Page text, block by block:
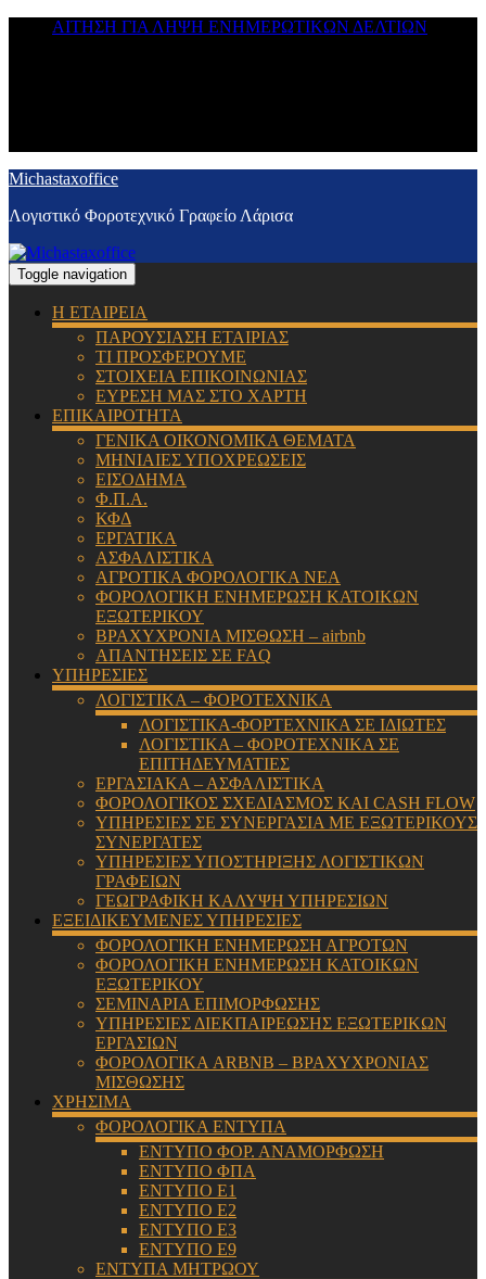
ΑΙΤΗΣΗ ΓΙΑ ΛΗΨΗ ΕΝΗΜΕΡΩΤΙΚΩΝ ΔΕΛΤΙΩΝ
Michastaxoffice
Λογιστικό Φοροτεχνικό Γραφείο Λάρισα
Toggle navigation
Η ΕΤΑΙΡΕΙΑ
ΠΑΡΟΥΣΙΑΣΗ ΕΤΑΙΡΙΑΣ
ΤΙ ΠΡΟΣΦΕΡΟΥΜΕ
ΣΤΟΙΧΕΙΑ ΕΠΙΚΟΙΝΩΝΙΑΣ
ΕΥΡΕΣΗ ΜΑΣ ΣΤΟ ΧΑΡΤΗ
ΕΠΙΚΑΙΡΟΤΗΤΑ
ΓΕΝΙΚΑ ΟΙΚΟΝΟΜΙΚΑ ΘΕΜΑΤΑ
ΜΗΝΙΑΙΕΣ ΥΠΟΧΡΕΩΣΕΙΣ
ΕΙΣΟΔΗΜΑ
Φ.Π.Α.
ΚΦΔ
ΕΡΓΑΤΙΚΑ
ΑΣΦΑΛΙΣΤΙΚΑ
ΑΓΡΟΤΙΚΑ ΦΟΡΟΛΟΓΙΚΑ ΝΕΑ
ΦΟΡΟΛΟΓΙΚΗ ΕΝΗΜΕΡΩΣΗ ΚΑΤΟΙΚΩΝ
ΕΞΩΤΕΡΙΚΟΥ
ΒΡΑΧΥΧΡΟΝΙΑ ΜΙΣΘΩΣΗ – airbnb
ΑΠΑΝΤΗΣΕΙΣ ΣΕ FAQ
ΥΠΗΡΕΣΙΕΣ
ΛΟΓΙΣΤΙΚΑ – ΦΟΡΟΤΕΧΝΙΚΑ
ΛΟΓΙΣΤΙΚΑ-ΦΟΡΤΕΧΝΙΚΑ ΣΕ ΙΔΙΩΤΕΣ
ΛΟΓΙΣΤΙΚΑ – ΦΟΡΟΤΕΧΝΙΚΑ ΣΕ
ΕΠΙΤΗΔΕΥΜΑΤΙΕΣ
ΕΡΓΑΣΙΑΚΑ – ΑΣΦΑΛΙΣΤΙΚΑ
ΦΟΡΟΛΟΓΙΚΟΣ ΣΧΕΔΙΑΣΜΟΣ ΚΑΙ CASH FLOW
ΥΠΗΡΕΣΙΕΣ ΣΕ ΣΥΝΕΡΓΑΣΙΑ ΜΕ ΕΞΩΤΕΡΙΚΟΥΣ
ΣΥΝΕΡΓΑΤΕΣ
ΥΠΗΡΕΣΙΕΣ ΥΠΟΣΤΗΡΙΞΗΣ ΛΟΓΙΣΤΙΚΩΝ
ΓΡΑΦΕΙΩΝ
ΓΕΩΓΡΑΦΙΚΗ ΚΑΛΥΨΗ ΥΠΗΡΕΣΙΩΝ
ΕΞΕΙΔΙΚΕΥΜΕΝΕΣ ΥΠΗΡΕΣΙΕΣ
ΦΟΡΟΛΟΓΙΚΗ ΕΝΗΜΕΡΩΣΗ ΑΓΡΟΤΩΝ
ΦΟΡΟΛΟΓΙΚΗ ΕΝΗΜΕΡΩΣΗ ΚΑΤΟΙΚΩΝ
ΕΞΩΤΕΡΙΚΟΥ
ΣΕΜΙΝΑΡΙΑ ΕΠΙΜΟΡΦΩΣΗΣ
ΥΠΗΡΕΣΙΕΣ ΔΙΕΚΠΑΙΡΕΩΣΗΣ ΕΞΩΤΕΡΙΚΩΝ
ΕΡΓΑΣΙΩΝ
ΦΟΡΟΛΟΓΙΚΑ ARBNB – ΒΡΑΧΥΧΡΟΝΙΑΣ
ΜΙΣΘΩΣΗΣ
ΧΡΗΣΙΜΑ
ΦΟΡΟΛΟΓΙΚΑ ΕΝΤΥΠΑ
ΕΝΤΥΠΟ ΦΟΡ. ΑΝΑΜΟΡΦΩΣΗ
ΕΝΤΥΠΟ ΦΠΑ
ΕΝΤΥΠΟ Ε1
ΕΝΤΥΠΟ Ε2
ΕΝΤΥΠΟ Ε3
ΕΝΤΥΠΟ Ε9
ΕΝΤΥΠΑ ΜΗΤΡΩΟΥ